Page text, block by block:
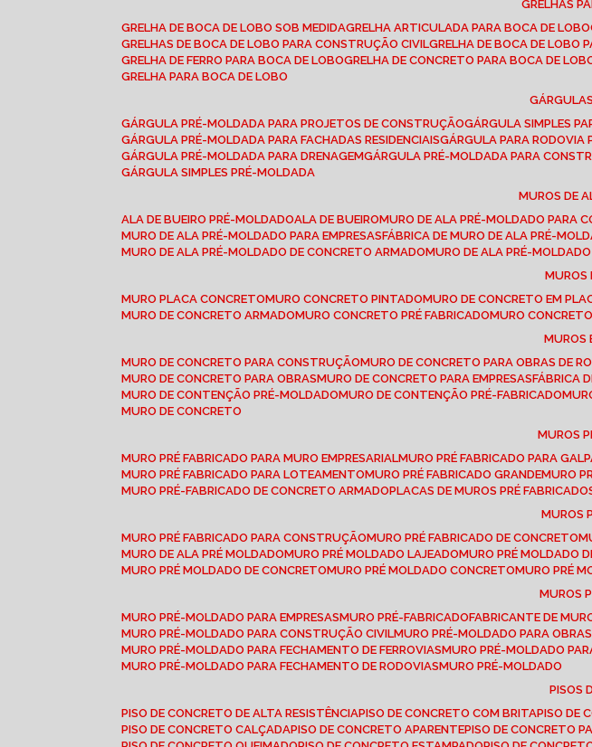
GRELHAS
GRELHA DE BOCA DE LOBO SOB MEDIDA
GRELHA ARTICULADA PARA BOCA DE LOBO
GRELHAS DE BOCA DE LOBO PARA CONSTRUÇÃO CIVIL
GRELHA DE BOCA DE LOBO
GRELHA DE FERRO PARA BOCA DE LOBO
GRELHA DE CONCRETO PARA BOCA DE
GRELHA PARA BOCA DE LOBO
GÁRGULA PRÉ-MOLDADA PARA PROJETOS DE CONSTRUÇÃO
GÁRGULA SIMPLES
GÁRGULA PRÉ-MOLDADA PARA FACHADAS RESIDENCIAIS
GÁRGULA PARA
GÁRGULA PRÉ-MOLDADA PARA DRENAGEM
GÁRGULA PRÉ-MOLDADA PARA
GÁRGULA SIMPLES PRÉ-MOLDADA
MUROS DE
ALA DE BUEIRO PRÉ-MOLDADO ALA DE BUEIRO MURO DE ALA PRÉ-MOLDADO PARA
MURO DE ALA PRÉ-MOLDADO PARA EMPRESAS FÁBRICA DE MURO DE ALA PRÉ-
MURO DE ALA PRÉ-MOLDADO DE CONCRETO ARMADO
MURO DE ALA PRÉ-
MURO PLACA CONCRETO
MURO CONCRETO PINTADO MURO DE CONCRETO EM
MURO DE CONCRETO ARMADO
MURO CONCRETO PRÉ FABRICADO MURO
MURO DE CONCRETO PARA CONSTRUÇÃO
MURO DE CONCRETO PARA OBRAS DE
MURO DE CONCRETO PARA OBRAS
MURO DE CONCRETO PARA EMPRESAS FÁBRICA
MURO DE CONTENÇÃO PRÉ-MOLDADO
MURO DE CONTENÇÃO PRÉ-FABRICADO
MURO DE CONCRETO
MUROS
MURO PRÉ FABRICADO PARA MURO EMPRESARIAL
MURO PRÉ FABRICADO PARA
MURO PRÉ FABRICADO PARA LOTEAMENTO
MURO PRÉ FABRICADO GRANDE MURO
MURO PRÉ-FABRICADO DE CONCRETO ARMADO PLACAS DE MUROS PRÉ
MURO PRÉ FABRICADO PARA CONSTRUÇÃO
MURO PRÉ FABRICADO DE CONCRETO
MURO DE ALA PRÉ MOLDADO
MURO PRÉ MOLDADO LAJEADO MURO PRÉ MOLDADO
MURO PRÉ MOLDADO DE CONCRETO
MURO PRÉ MOLDADO CONCRETO
MURO PRÉ
MUROS
MURO PRÉ-MOLDADO PARA EMPRESAS
MURO PRÉ-FABRICADO FABRICANTE DE
MURO PRÉ-MOLDADO PARA CONSTRUÇÃO CIVIL
MURO PRÉ-MOLDADO PARA OBRAS
MURO PRÉ-MOLDADO PARA FECHAMENTO DE FERROVIAS
MURO PRÉ-MOLDADO
MURO PRÉ-MOLDADO PARA FECHAMENTO DE RODOVIAS
MURO PRÉ-MOLDADO
PISOS
PISO DE CONCRETO DE ALTA RESISTÊNCIA PISO DE CONCRETO COM BRITA PISO DE
PISO DE CONCRETO CALÇADA PISO DE CONCRETO APARENTE PISO DE CONCRETO